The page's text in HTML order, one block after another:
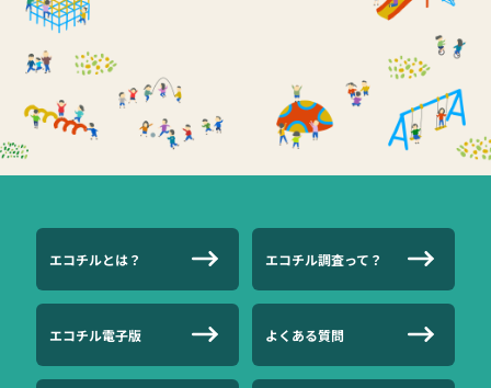
エコチルとは？ エコチル調査って？
エコチル電子版 よくある質問